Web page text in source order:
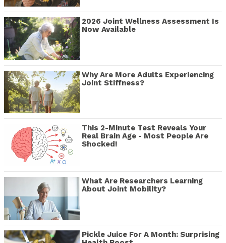
2026 Joint Wellness Assessment Is
Now Available
Why Are More Adults Experiencing
Joint Stiffness?
This 2-Minute Test Reveals Your
Real Brain Age - Most People Are
Shocked!
What Are Researchers Learning
About Joint Mobility?
Pickle Juice For A Month: Surprising